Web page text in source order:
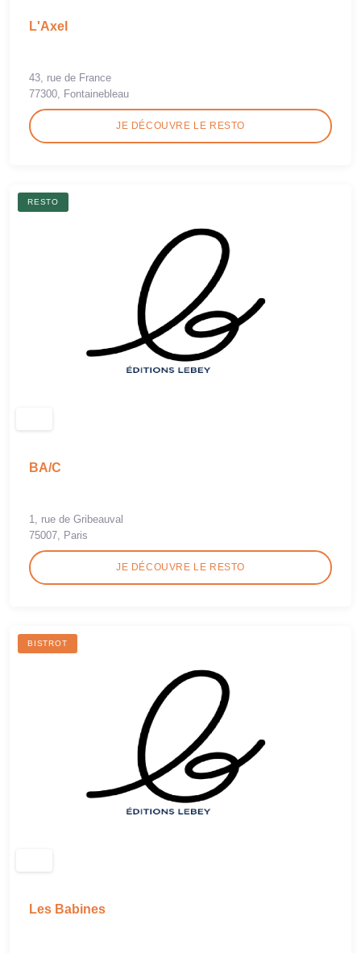
L'Axel
43, rue de France
77300, Fontainebleau
JE DÉCOUVRE LE RESTO
RESTO
BA/C
1, rue de Gribeauval
75007, Paris
JE DÉCOUVRE LE RESTO
BISTROT
Les Babines